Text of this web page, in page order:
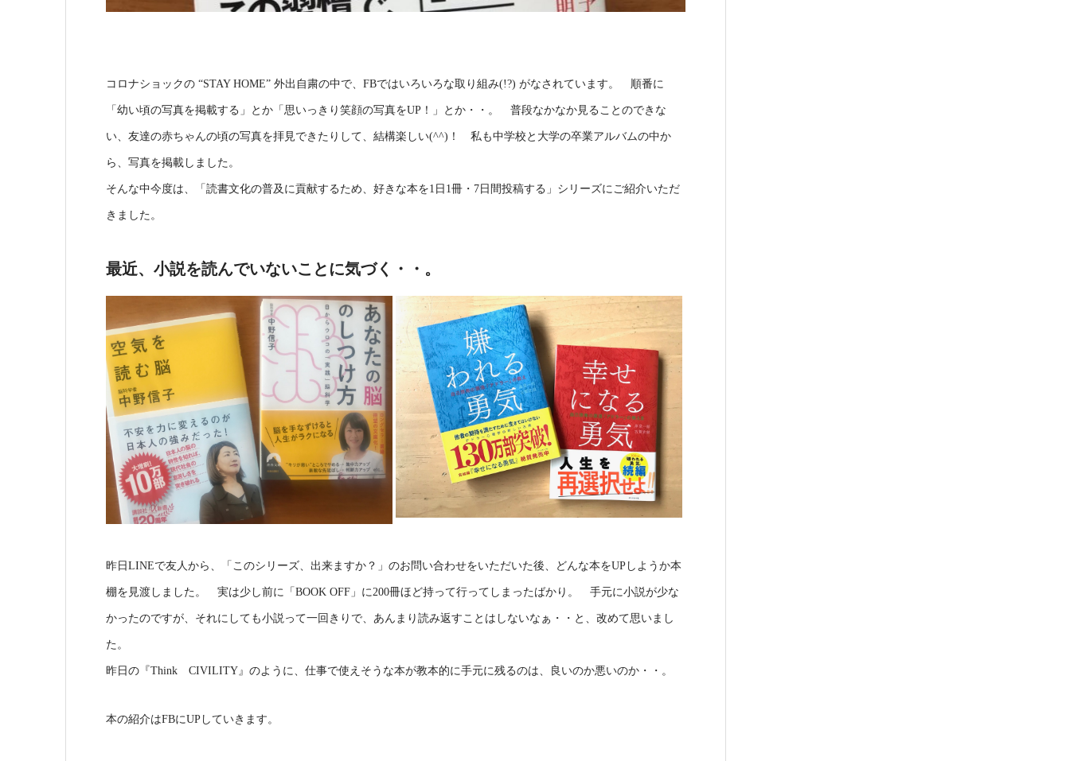
コロナショックの “STAY HOME” 外出自粛の中で、FBではいろいろな取り組み(!?) がなされています。 順番に
「幼い頃の写真を掲載する」とか「思いっきり笑顔の写真をUP！」とか・・。 普段なかなか見ることのできな
い、友達の赤ちゃんの頃の写真を拝見できたりして、結構楽しい(^^)！ 私も中学校と大学の卒業アルバムの中か
ら、写真を掲載しました。
そんな中今度は、「読書文化の普及に貢献するため、好きな本を1日1冊・7日間投稿する」シリーズにご紹介いただ
きました。
最近、小説を読んでいないことに気づく・・。
昨日LINEで友人から、「このシリーズ、出来ますか？」のお問い合わせをいただいた後、どんな本をUPしようか本
棚を見渡しました。 実は少し前に「BOOK OFF」に200冊ほど持って行ってしまったばかり。 手元に小説が少な
かったのですが、それにしても小説って一回きりで、あんまり読み返すことはしないなぁ・・と、改めて思いまし
た。
昨日の『Think CIVILITY』のように、仕事で使えそうな本が教本的に手元に残るのは、良いのか悪いのか・・。
本の紹介はFBにUPしていきます。